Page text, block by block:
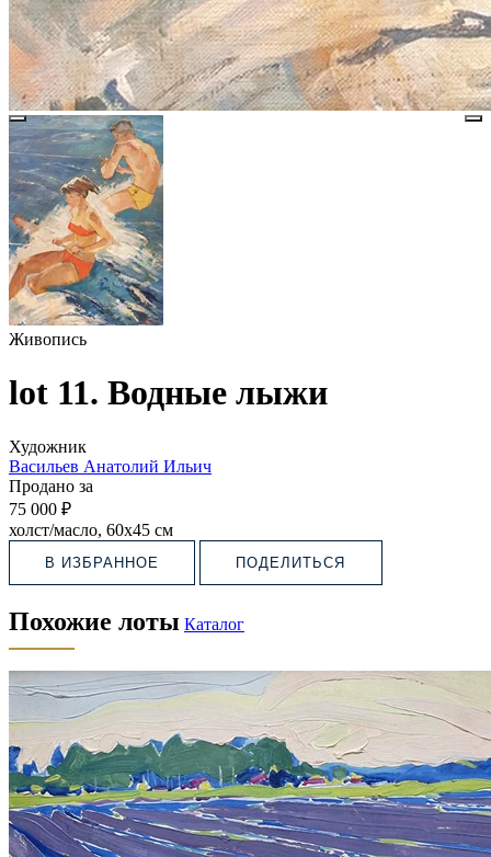
Живопись
lot 11. Водные лыжи
Художник
Васильев Анатолий Ильич
Продано за
75 000 ₽
холст/масло, 60х45 см
В ИЗБРАННОЕ ПОДЕЛИТЬСЯ
Похожие лоты Каталог